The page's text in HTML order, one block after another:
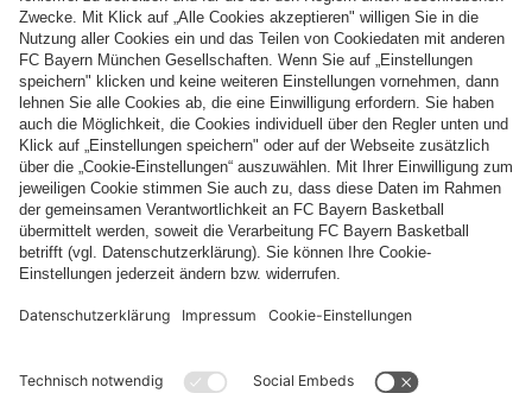
RETRO-KOLLEKTION
Fan-Artikel inspiriert von Klassikern
Weitere Inhalte anzeigen
PARTNER